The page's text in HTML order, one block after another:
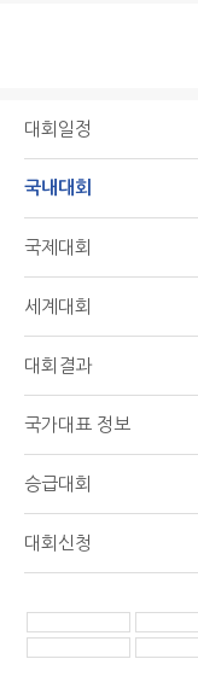
대회일정
국내대회
국제대회
세계대회
대회결과
국가대표 정보
승급대회
대회신청